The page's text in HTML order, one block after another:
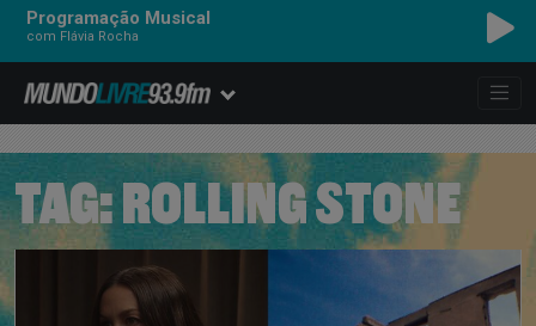
Programação Musical
com Flávia Rocha
TAG: ROLLING STONE